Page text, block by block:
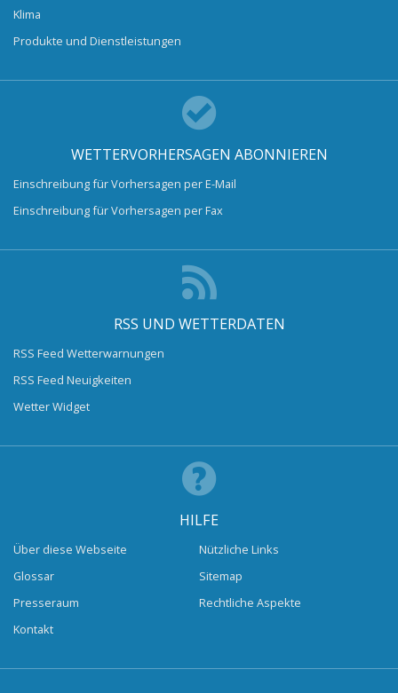
Klima
Produkte und Dienstleistungen
WETTERVORHERSAGEN ABONNIEREN
Einschreibung für Vorhersagen per E-Mail
Einschreibung für Vorhersagen per Fax
RSS UND WETTERDATEN
RSS Feed Wetterwarnungen
RSS Feed Neuigkeiten
Wetter Widget
HILFE
Über diese Webseite
Glossar
Presseraum
Kontakt
Nützliche Links
Sitemap
Rechtliche Aspekte